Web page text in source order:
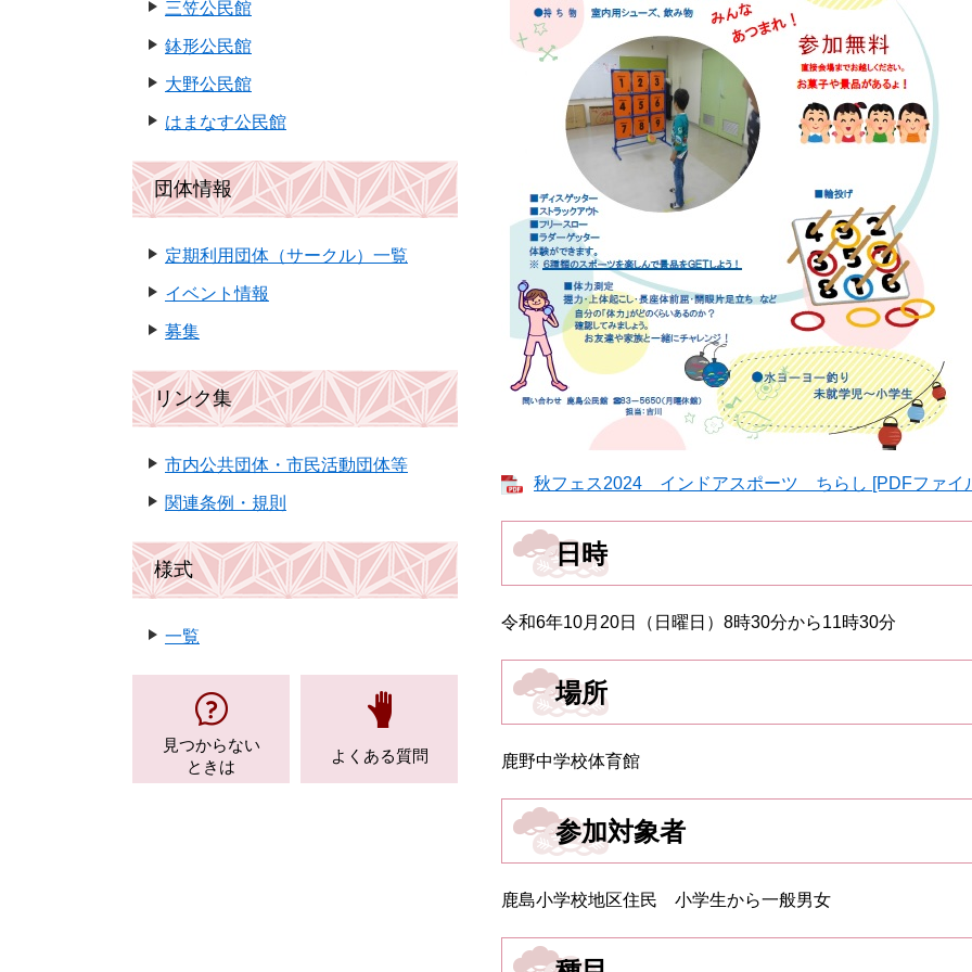
秋フェス2024 インドアスポーツ ちらし [PDFファイ
日時
令和6年10月20日（日曜日）8時30分から11時30分
場所
鹿野中学校体育館
参加対象者
鹿島小学校地区住民 小学生から一般男女
三笠公民館
鉢形公民館
大野公民館
はまなす公民館
団体情報
定期利用団体（サークル）一覧
イベント情報
募集
リンク集
市内公共団体・市民活動団体等
関連条例・規則
様式
一覧
見つからない
ときは
よくある質問